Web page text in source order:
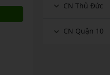
CN Thủ Đức
CN Quận 10